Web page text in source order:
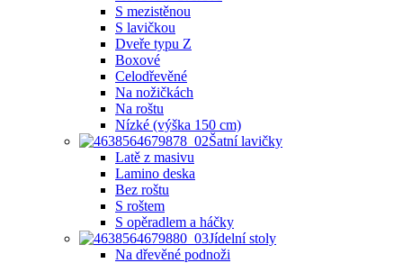
S mezistěnou
S lavičkou
Dveře typu Z
Boxové
Celodřevěné
Na nožičkách
Na roštu
Nízké (výška 150 cm)
Šatní lavičky
Latě z masivu
Lamino deska
Bez roštu
S roštem
S opěradlem a háčky
Jídelní stoly
Na dřevěné podnoži